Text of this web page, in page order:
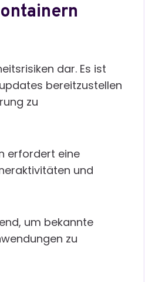
dar. Es ist
bereitzustellen
zu
erfordert eine
und
um bekannte
zu